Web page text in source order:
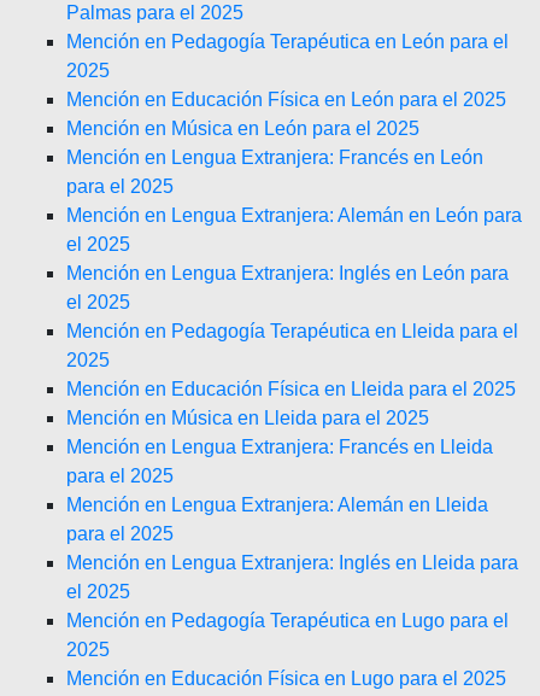
Palmas para el 2025
Mención en Pedagogía Terapéutica en León para el
2025
Mención en Educación Física en León para el 2025
Mención en Música en León para el 2025
Mención en Lengua Extranjera: Francés en León
para el 2025
Mención en Lengua Extranjera: Alemán en León para
el 2025
Mención en Lengua Extranjera: Inglés en León para
el 2025
Mención en Pedagogía Terapéutica en Lleida para el
2025
Mención en Educación Física en Lleida para el 2025
Mención en Música en Lleida para el 2025
Mención en Lengua Extranjera: Francés en Lleida
para el 2025
Mención en Lengua Extranjera: Alemán en Lleida
para el 2025
Mención en Lengua Extranjera: Inglés en Lleida para
el 2025
Mención en Pedagogía Terapéutica en Lugo para el
2025
Mención en Educación Física en Lugo para el 2025